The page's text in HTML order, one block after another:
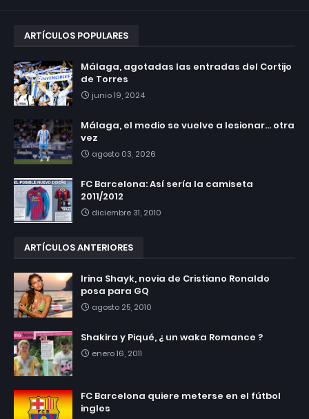
ARTÍCULOS POPULARES
Málaga, agotadas las entradas del Cortijo
de Torres
junio 19, 2024
Málaga, el medio se vuelve a lesionar... otra
vez
agosto 03, 2026
FC Barcelona: Así sería la camiseta
2011/2012
diciembre 31, 2010
ARTÍCULOS ANTERIORES
Irina Shayk, novia de Cristiano Ronaldo
posa para GQ
agosto 25, 2010
Shakira y Piqué, ¿ un waka Romance ?
enero 16, 2011
FC Barcelona quiere meterse en el fútbol
ingles